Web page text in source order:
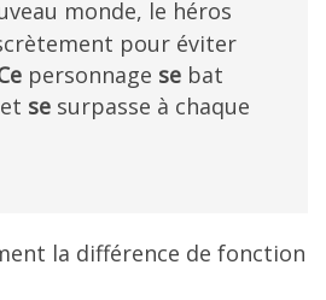
monde, le héros
pour éviter
personnage se bat
se surpasse à chaque
la différence de fonction